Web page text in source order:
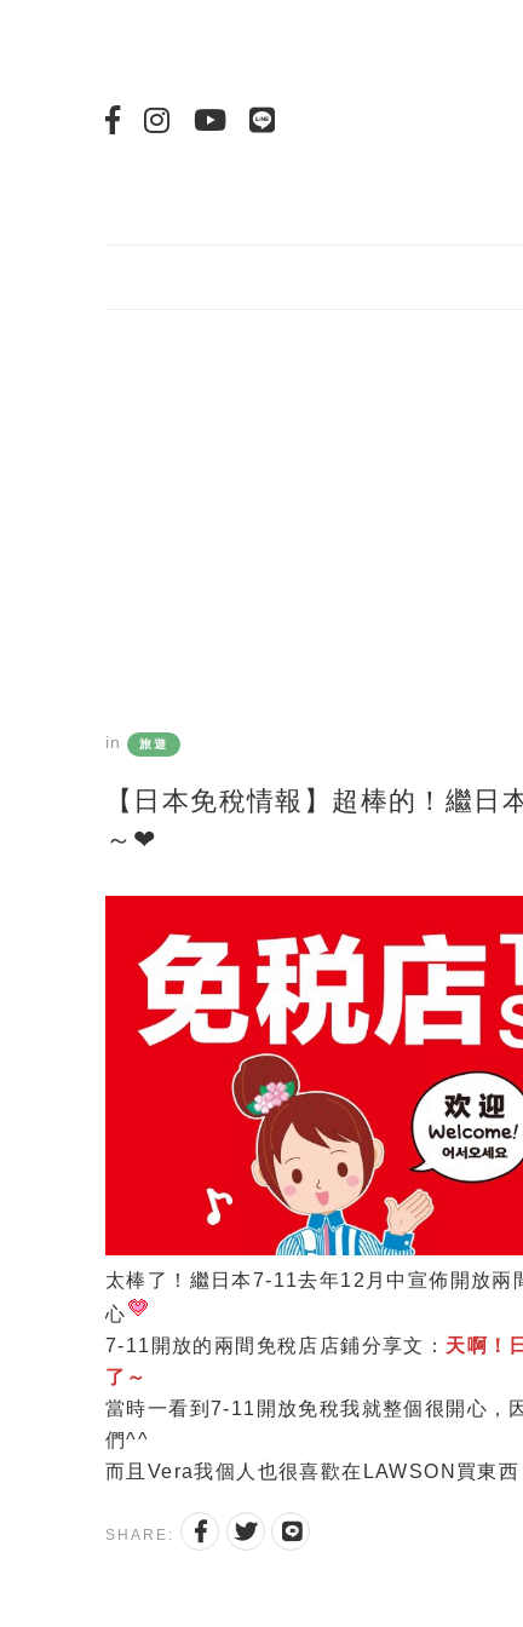
in 旅遊
【日本免稅情報】超棒的！繼
～❤
太棒了！繼日本7-11去年12月中宣佈開放兩
心
7-11開放的兩間免稅店店鋪分享文： 天啊！
了～
當時一看到7-11開放免稅我就整個很開心，
們^^
而且Vera我個人也很喜歡在LAWSON買東
SHARE: